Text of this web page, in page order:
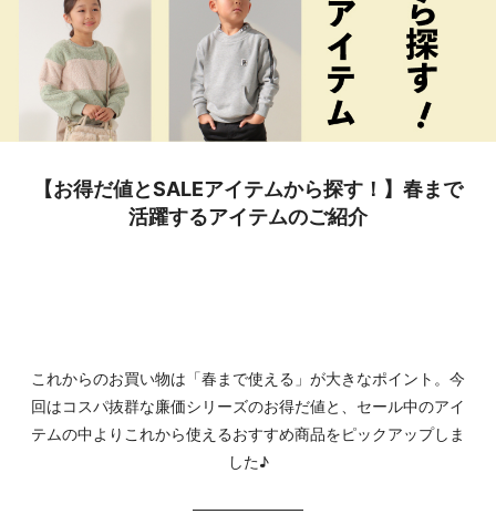
【お得だ値とSALEアイテムから探す！】春まで
活躍するアイテムのご紹介
これからのお買い物は「春まで使える」が大きなポイント。今
回はコスパ抜群な廉価シリーズのお得だ値と、セール中のアイ
テムの中よりこれから使えるおすすめ商品をピックアップしま
した♪